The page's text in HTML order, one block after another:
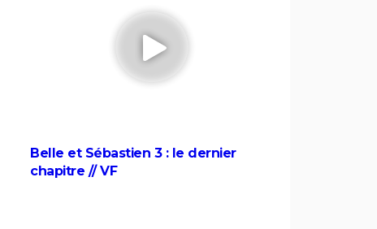
Mufasa : interview coulisses, avis
Babe, le cochon devenu berger
Belle et Sébastien 3 : le dernier
chapitre // VF